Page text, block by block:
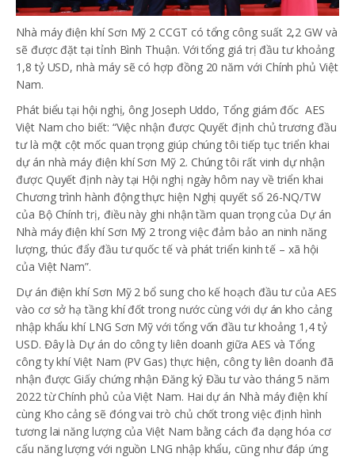
Nhà máy điện khí Sơn Mỹ 2 CCGT có tổng công suất 2,2 GW và
sẽ được đặt tại tỉnh Bình Thuận. Với tổng giá trị đầu tư khoảng
1,8 tỷ USD, nhà máy sẽ có hợp đồng 20 năm với Chính phủ Việt
Nam.
Phát biểu tại hội nghị, ông Joseph Uddo, Tổng giám đốc AES
Việt Nam cho biết: “Việc nhận được Quyết định chủ trương đầu
tư là một cột mốc quan trọng giúp chúng tôi tiếp tục triển khai
dự án nhà máy điện khí Sơn Mỹ 2. Chúng tôi rất vinh dự nhận
được Quyết định này tại Hội nghị ngày hôm nay về triển khai
Chương trình hành động thực hiện Nghị quyết số 26-NQ/TW
của Bộ Chính trị, điều này ghi nhận tầm quan trọng của Dự án
Nhà máy điện khí Sơn Mỹ 2 trong việc đảm bảo an ninh năng
lượng, thúc đẩy đầu tư quốc tế và phát triển kinh tế – xã hội
của Việt Nam”.
Dự án điện khí Sơn Mỹ 2 bổ sung cho kế hoạch đầu tư của AES
vào cơ sở hạ tầng khí đốt trong nước cùng với dự án kho cảng
nhập khẩu khí LNG Sơn Mỹ với tổng vốn đầu tư khoảng 1,4 tỷ
USD. Đây là Dự án do công ty liên doanh giữa AES và Tổng
công ty khí Việt Nam (PV Gas) thực hiện, công ty liên doanh đã
nhận được Giấy chứng nhận Đăng ký Đầu tư vào tháng 5 năm
2022 từ Chính phủ của Việt Nam. Hai dự án Nhà máy điện khí
cùng Kho cảng sẽ đóng vai trò chủ chốt trong việc định hình
tương lai năng lượng của Việt Nam bằng cách đa dạng hóa cơ
cấu năng lượng với nguồn LNG nhập khẩu, cũng như đáp ứng